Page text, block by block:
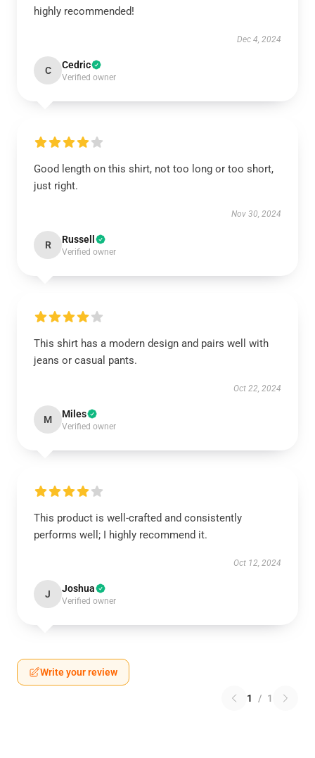
highly recommended!
Dec 4, 2024
C Cedric
Verified owner
Good length on this shirt, not too long or too short,
just right.
Nov 30, 2024
R Russell
Verified owner
This shirt has a modern design and pairs well with
jeans or casual pants.
Oct 22, 2024
M Miles
Verified owner
This product is well-crafted and consistently
performs well; I highly recommend it.
Oct 12, 2024
J Joshua
Verified owner
Write your review
1 / 1